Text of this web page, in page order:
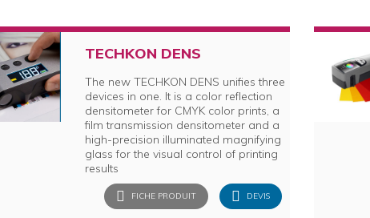
TECHKON DENS
The new TECHKON DENS unifies three
devices in one. It is a color reflection
densitometer for CMYK color prints, a
film transmission densitometer and a
high-precision illuminated magnifying
glass for the visual control of printing
results
FICHE PRODUIT DEVIS